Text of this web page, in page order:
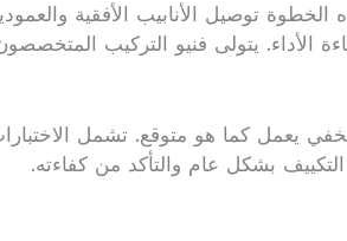
الخطوة توصيل الأنابيب الأفقية
يتولى فنيو التركيب
يعمل كما هو متوقع. تشمل
بشكل عام والتأكد من كفاءته.